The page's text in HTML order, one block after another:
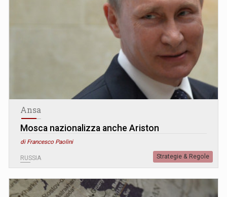
Ansa
Mosca nazionalizza anche Ariston
di Francesco Paolini
RUSSIA Strategie & Regole